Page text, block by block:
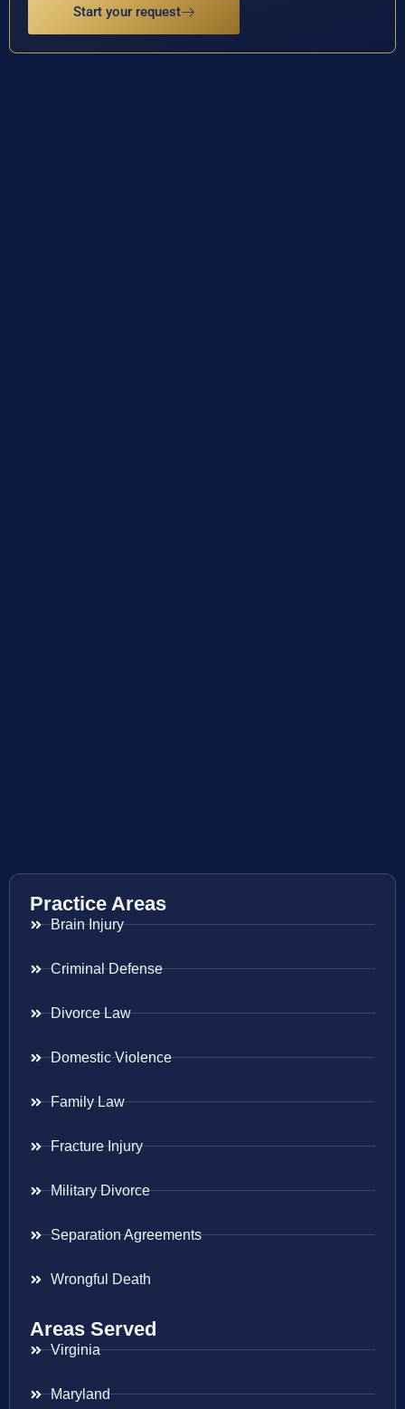
Start your request
Practice Areas
Brain Injury
Criminal Defense
Divorce Law
Domestic Violence
Family Law
Fracture Injury
Military Divorce
Separation Agreements
Wrongful Death
Areas Served
Virginia
Maryland